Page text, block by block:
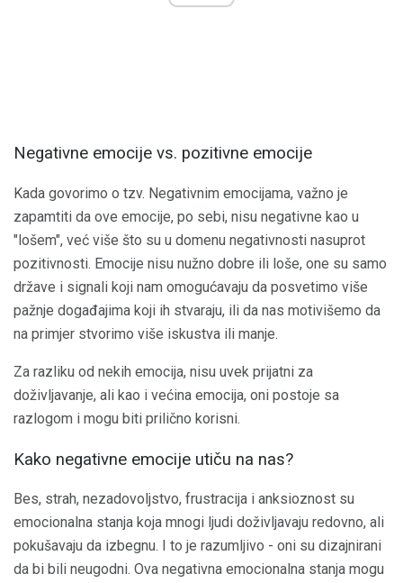
Negativne emocije vs. pozitivne emocije
Kada govorimo o tzv. Negativnim emocijama, važno je
zapamtiti da ove emocije, po sebi, nisu negativne kao u
"lošem", već više što su u domenu negativnosti nasuprot
pozitivnosti. Emocije nisu nužno dobre ili loše, one su samo
države i signali koji nam omogućavaju da posvetimo više
pažnje događajima koji ih stvaraju, ili da nas motivišemo da
na primjer stvorimo više iskustva ili manje.
Za razliku od nekih emocija, nisu uvek prijatni za
doživljavanje, ali kao i većina emocija, oni postoje sa
razlogom i mogu biti prilično korisni.
Kako negativne emocije utiču na nas?
Bes, strah, nezadovoljstvo, frustracija i anksioznost su
emocionalna stanja koja mnogi ljudi doživljavaju redovno, ali
pokušavaju da izbegnu. I to je razumljivo - oni su dizajnirani
da bi bili neugodni. Ova negativna emocionalna stanja mogu